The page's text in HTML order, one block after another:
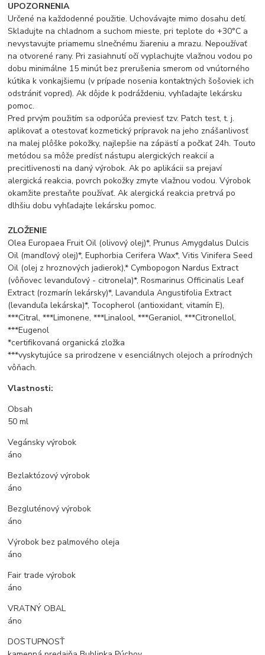
UPOZORNENIA
Určené na každodenné použitie. Uchovávajte mimo dosahu detí.
Skladujte na chladnom a suchom mieste, pri teplote do +30°C a
nevystavujte priamemu slnečnému žiareniu a mrazu. Nepoužívať
na otvorené rany. Pri zasiahnutí očí vyplachujte vlažnou vodou po
dobu minimálne 15 minút bez prerušenia smerom od vnútorného
kútika k vonkajšiemu (v prípade nosenia kontaktných šošoviek ich
odstrániť vopred). Ak dôjde k podráždeniu, vyhľadajte lekársku
pomoc.
Pred prvým použitím sa odporúča previesť tzv. Patch test, t. j.
aplikovať a otestovať kozmetický prípravok na jeho znášanlivosť
na malej plôške pokožky, najlepšie na zápästí a počkať 24h. Touto
metódou sa môže predísť nástupu alergických reakcií a
precitlivenosti na daný výrobok. Ak po aplikácii sa prejaví
alergická reakcia, povrch pokožky zmyte vlažnou vodou. Výrobok
okamžite prestaňte používať. Ak alergická reakcia pretrvá po
dlhšiu dobu vyhľadajte lekársku pomoc.
ZLOŽENIE
Olea Europaea Fruit Oil (olivový olej)*, Prunus Amygdalus Dulcis
Oil (mandľový olej)*, Euphorbia Cerifera Wax*, Vitis Vinifera Seed
Oil (olej z hroznových jadierok),* Cymbopogon Nardus Extract
(vôňovec levanduľový - citronela)*, Rosmarinus Officinalis Leaf
Extract (rozmarín lekársky)*, Lavandula Angustifolia Extract
(levanduľa lekárska)*, Tocopherol (antioxidant, vitamín E),
***Citral, ***Limonene, ***Linalool, ***Geraniol, ***Citronellol,
***Eugenol
*certifikovaná organická zložka
***vyskytujúce sa prirodzene v esenciálnych olejoch a prírodných
vôňach.
Vlastnosti:
Obsah
50 ml
Vegánsky výrobok
áno
Bezlaktózový výrobok
áno
Bezgluténový výrobok
áno
Výrobok bez palmového oleja
áno
Fair trade výrobok
áno
VRATNÝ OBAL
áno
DOSTUPNOSŤ